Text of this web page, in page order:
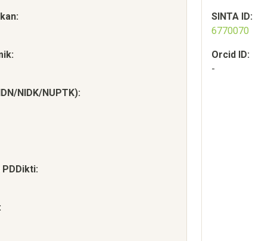
NIDK/NUPTK):
SINTA ID:
6770070
Orcid ID:
-